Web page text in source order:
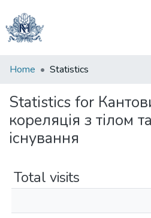
Communities
Collections
All of DSpace
Home Statistics
Statistics for
кореляція з тілом
існування
Total visits